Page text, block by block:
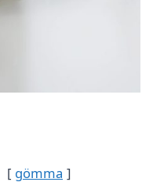
gömma